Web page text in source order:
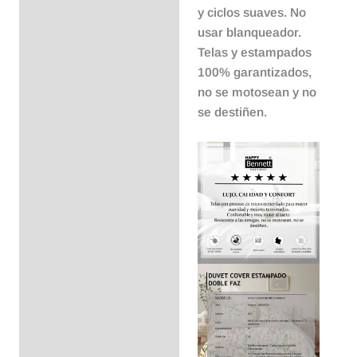
y ciclos suaves. No
usar blanqueador.
Telas y estampados
100% garantizados,
no se motosean y no
se destiñen.